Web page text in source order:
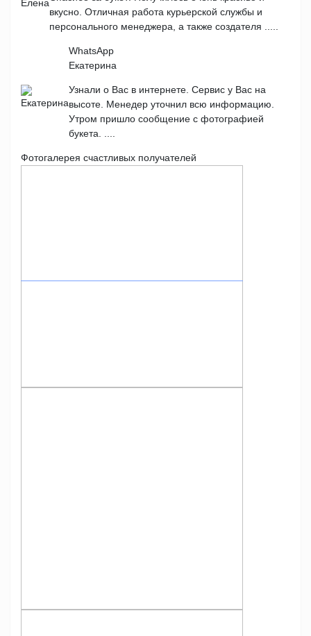
вкусно. Отличная работа курьерской службы и
персонального менеджера, а также создателя .....
WhatsApp
Екатерина
Узнали о Вас в интернете. Сервис у Вас на
высоте. Менедер уточнил всю информацию.
Утром пришло сообщение с фотографией
букета. ....
Фотогалерея счастливых получателей